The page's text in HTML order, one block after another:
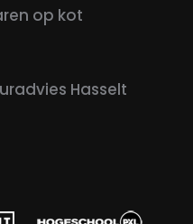
op kot
Hasselt